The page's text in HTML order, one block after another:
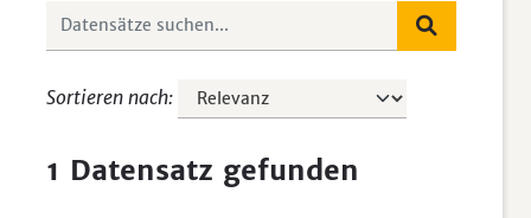
Sortieren nach
1 Datensatz gefunden